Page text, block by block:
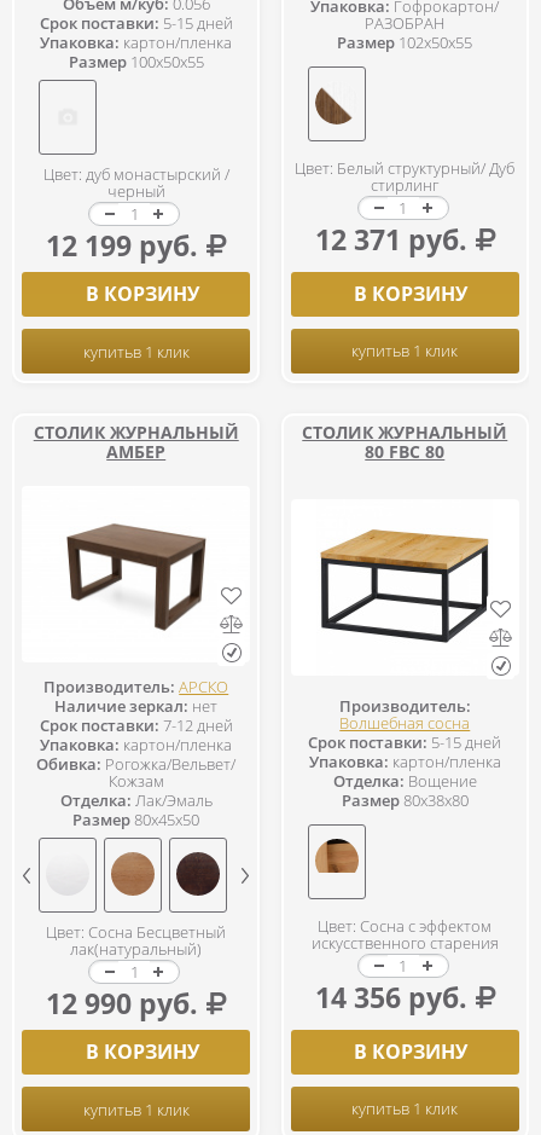
Срок поставки: 5-15 дней
Упаковка: картон/пленка
Размер100x50x55
Цвет: дуб монастырский /
черный
12 199 руб.
В КОРЗИНУ
купитьв 1 клик
Упаковка: Гофрокартон/
РАЗОБРАН
Размер 102x50x55
Цвет: Белый структурный/ Дуб
стирлинг
12 371 руб.
В КОРЗИНУ
купитьв 1 клик
СТОЛИК ЖУРНАЛЬНЫЙ
АМБЕР
Производитель: АРСКО
Наличие зеркал: нет
Срок поставки: 7-12 дней
Упаковка: картон/пленка
Обивка: Рогожка/Вельвет/
Кожзам
Отделка: Лак/Эмаль
Размер80x45x50
Цвет: Сосна Бесцветный
лак(натуральный)
12 990 руб.
В КОРЗИНУ
купитьв 1 клик
СТОЛИК ЖУРНАЛЬНЫЙ
80 FBC 80
Производитель:
Волшебная сосна
Срок поставки: 5-15 дней
Упаковка: картон/пленка
Отделка: Вощение
Размер80x38x80
Цвет: Сосна с эффектом
искусственного старения
14 356 руб.
В КОРЗИНУ
купитьв 1 клик